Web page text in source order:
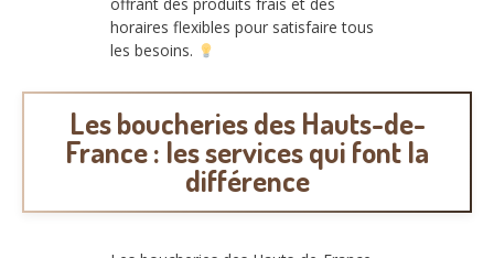
offrant des produits frais et des
horaires flexibles pour satisfaire tous
les besoins.
Les boucheries des Hauts-de-
France : les services qui font la
différence